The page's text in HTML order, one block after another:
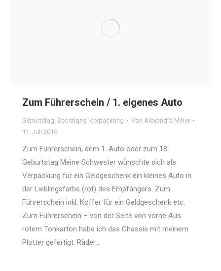
Zum Führerschein / 1. eigenes Auto
Geburtstag, Sonstiges, Verpackung Von Alexandra Meier
11. Juli 2019
Zum Führerschein, dem 1. Auto oder zum 18.
Geburtstag Meine Schwester wünschte sich als
Verpackung für ein Geldgeschenk ein kleines Auto in
der Lieblingsfarbe (rot) des Empfängers. Zum
Führerschein inkl. Koffer für ein Geldgeschenk etc.
Zum Führerschein – von der Seite von vorne Aus
rotem Tonkarton habe ich das Chassis mit meinem
Plotter gefertigt. Räder…